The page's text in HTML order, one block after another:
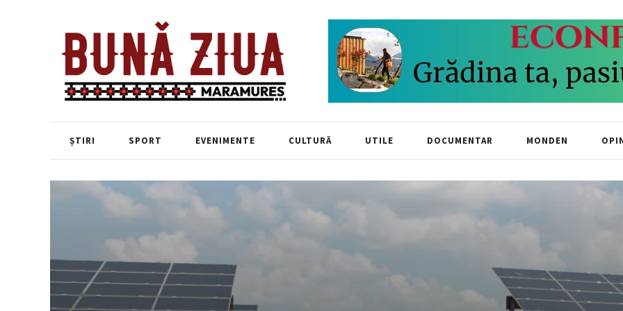
ȘTIRI SPORT EVENIMENTE CULTURĂ UTILE DOCUMENTAR MONDEN